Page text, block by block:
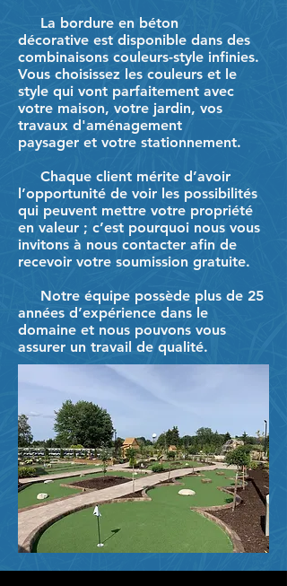
La bordure en béton
décorative est disponible dans des
combinaisons couleurs-style infinies.
Vous choisissez les couleurs et le
style qui vont parfaitement avec
votre maison, votre jardin, vos
travaux d'aménagement
paysager et votre stationnement.
Chaque client mérite d’avoir
l’opportunité de voir les possibilités
qui peuvent mettre votre propriété
en valeur ; c’est pourquoi nous vous
invitons à nous contacter afin de
recevoir votre soumission gratuite.
Notre équipe possède plus de 25
années d’expérience dans le
domaine et nous pouvons vous
assurer un travail de qualité.